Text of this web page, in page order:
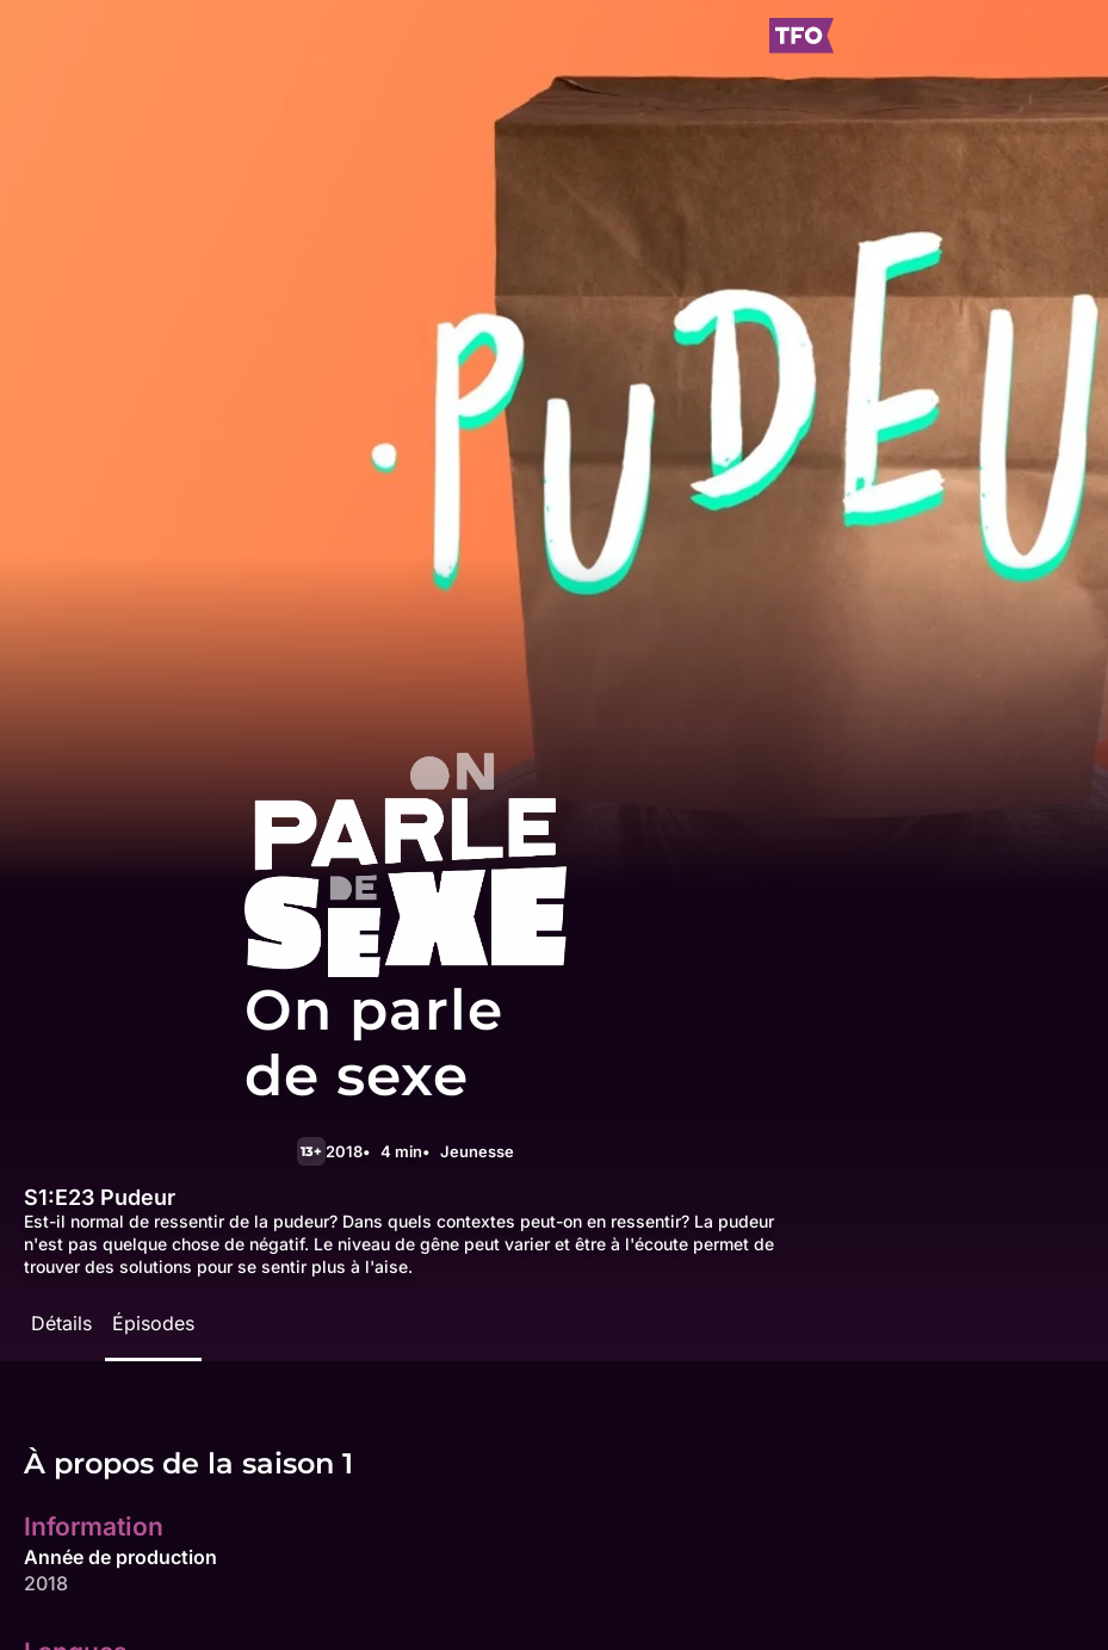
On parle
de sexe
13+ 2018 4 min Jeunesse
S1:E23 Pudeur
Est-il normal de ressentir de la pudeur? Dans quels contextes peut-on en ressentir? La pudeur
n'est pas quelque chose de négatif. Le niveau de gêne peut varier et être à l'écoute permet de
trouver des solutions pour se sentir plus à l'aise.
Détails Épisodes
À propos de la saison 1
Information
Année de production
2018